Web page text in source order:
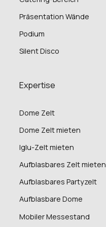
Expertise
Dome Zelt
Dome Zelt mieten
Iglu-Zelt mieten
Aufblasbares Zelt mieten
Aufblasbares Partyzelt
Aufblasbare Dome
Mobiler Messestand
Präsentation Wände
Podium
Silent Disco